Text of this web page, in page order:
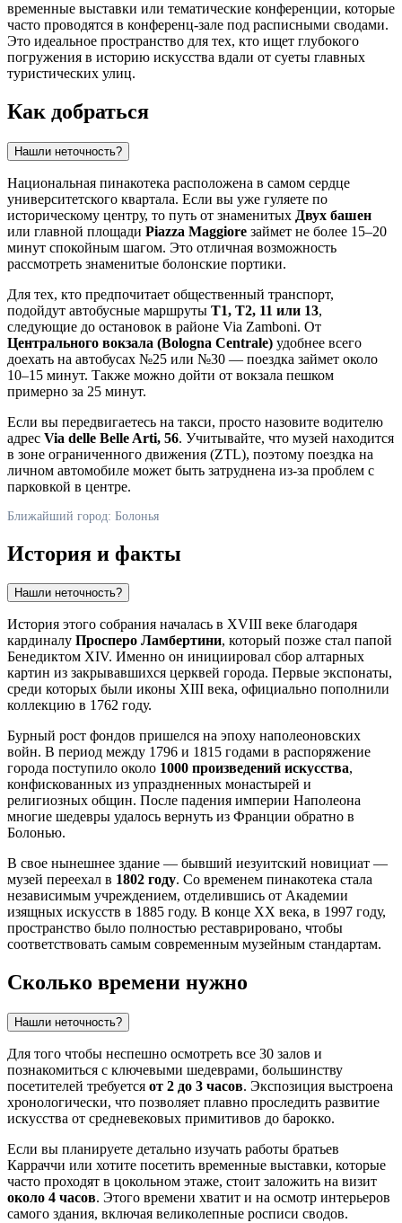
временные выставки или тематические конференции, которые
часто проводятся в конференц-зале под расписными сводами.
Это идеальное пространство для тех, кто ищет глубокого
погружения в историю искусства вдали от суеты главных
туристических улиц.
Как добраться
Нашли неточность?
Национальная пинакотека расположена в самом сердце
университетского квартала. Если вы уже гуляете по
историческому центру, то путь от знаменитых Двух башен
или главной площади Piazza Maggiore займет не более 15–20
минут спокойным шагом. Это отличная возможность
рассмотреть знаменитые болонские портики.
Для тех, кто предпочитает общественный транспорт,
подойдут автобусные маршруты T1, T2, 11 или 13,
следующие до остановок в районе Via Zamboni. От
Центрального вокзала (Bologna Centrale) удобнее всего
доехать на автобусах №25 или №30 — поездка займет около
10–15 минут. Также можно дойти от вокзала пешком
примерно за 25 минут.
Если вы передвигаетесь на такси, просто назовите водителю
адрес Via delle Belle Arti, 56. Учитывайте, что музей находится
в зоне ограниченного движения (ZTL), поэтому поездка на
личном автомобиле может быть затруднена из-за проблем с
парковкой в центре.
Ближайший город: Болонья
История и факты
Нашли неточность?
История этого собрания началась в XVIII веке благодаря
кардиналу Просперо Ламбертини, который позже стал папой
Бенедиктом XIV. Именно он инициировал сбор алтарных
картин из закрывавшихся церквей города. Первые экспонаты,
среди которых были иконы XIII века, официально пополнили
коллекцию в 1762 году.
Бурный рост фондов пришелся на эпоху наполеоновских
войн. В период между 1796 и 1815 годами в распоряжение
города поступило около 1000 произведений искусства,
конфискованных из упраздненных монастырей и
религиозных общин. После падения империи Наполеона
многие шедевры удалось вернуть из Франции обратно в
Болонью.
В свое нынешнее здание — бывший иезуитский новициат —
музей переехал в 1802 году. Со временем пинакотека стала
независимым учреждением, отделившись от Академии
изящных искусств в 1885 году. В конце XX века, в 1997 году,
пространство было полностью реставрировано, чтобы
соответствовать самым современным музейным стандартам.
Сколько времени нужно
Нашли неточность?
Для того чтобы неспешно осмотреть все 30 залов и
познакомиться с ключевыми шедеврами, большинству
посетителей требуется от 2 до 3 часов. Экспозиция выстроена
хронологически, что позволяет плавно проследить развитие
искусства от средневековых примитивов до барокко.
Если вы планируете детально изучать работы братьев
Карраччи или хотите посетить временные выставки, которые
часто проходят в цокольном этаже, стоит заложить на визит
около 4 часов. Этого времени хватит и на осмотр интерьеров
самого здания, включая великолепные росписи сводов.